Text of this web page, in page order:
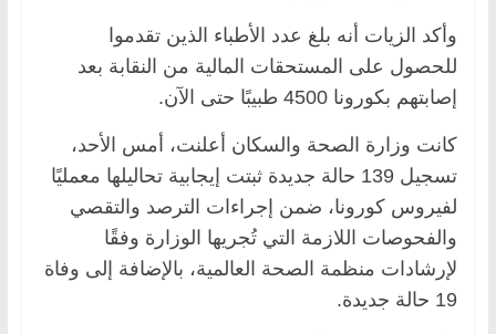
وأكد الزيات أنه بلغ عدد الأطباء الذين تقدموا
للحصول على المستحقات المالية من النقابة بعد
إصابتهم بكورونا 4500 طبيبًا حتى الآن.
كانت وزارة الصحة والسكان أعلنت، أمس الأحد،
تسجيل 139 حالة جديدة ثبتت إيجابية تحاليلها معمليًا
لفيروس كورونا، ضمن إجراءات الترصد والتقصي
والفحوصات اللازمة التي تُجريها الوزارة وفقًا
لإرشادات منظمة الصحة العالمية، بالإضافة إلى وفاة
19 حالة جديدة.